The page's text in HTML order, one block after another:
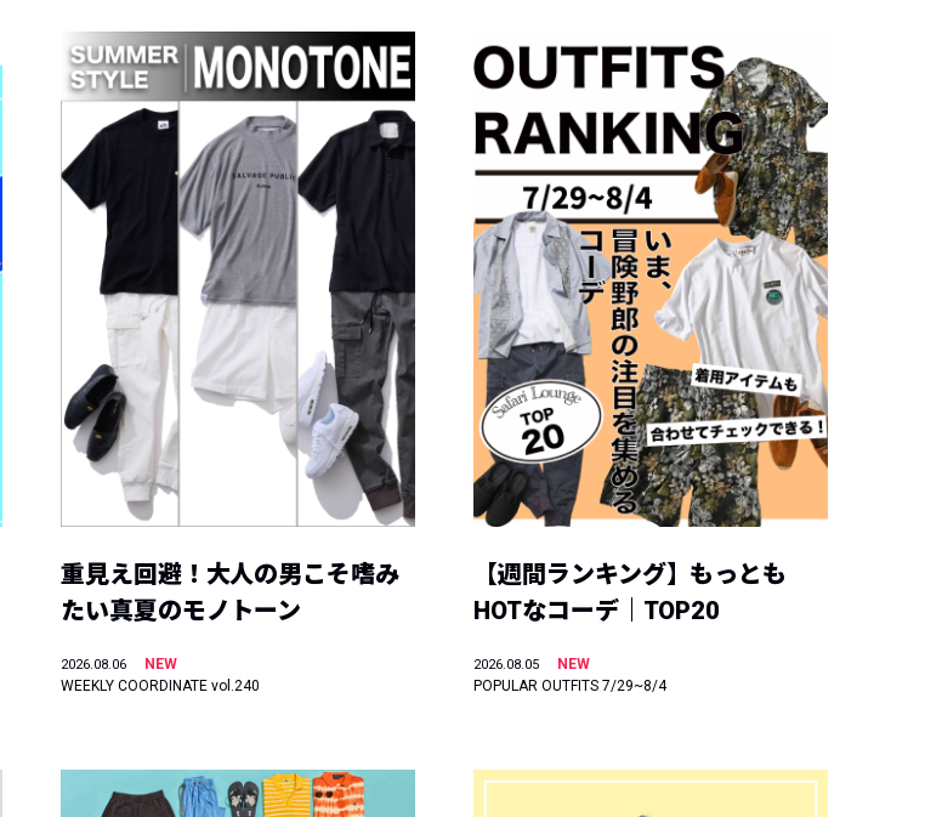
重見え回避！大人の男こそ嗜み
たい真夏のモノトーン
2026.08.06
NEW
WEEKLY COORDINATE vol.240
【週間ランキング】もっとも
HOTなコーデ｜TOP20
2026.08.05
NEW
POPULAR OUTFITS 7/29~8/4